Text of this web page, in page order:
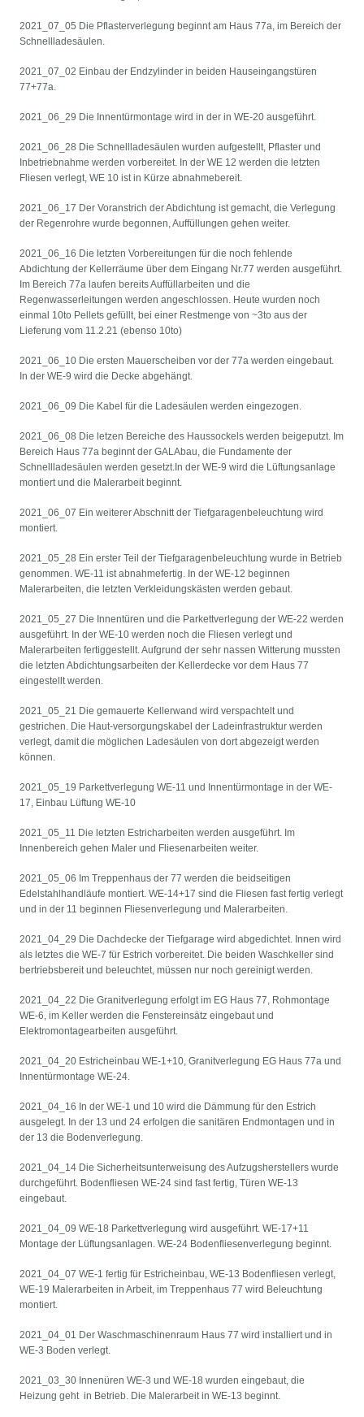
2021_07_05 Die Pflasterverlegung beginnt am Haus 77a, im Bereich der
Schnellladesäulen.
2021_07_02 Einbau der Endzylinder in beiden Hauseingangstüren
77+77a.
2021_06_29 Die Innentürmontage wird in der in WE-20 ausgeführt.
2021_06_28 Die Schnellladesäulen wurden aufgestellt, Pflaster und
Inbetriebnahme werden vorbereitet. In der WE 12 werden die letzten
Fliesen verlegt, WE 10 ist in Kürze abnahmebereit.
2021_06_17 Der Voranstrich der Abdichtung ist gemacht, die Verlegung
der Regenrohre wurde begonnen, Auffüllungen gehen weiter.
2021_06_16 Die letzten Vorbereitungen für die noch fehlende
Abdichtung der Kellerräume über dem Eingang Nr.77 werden ausgeführt.
Im Bereich 77a laufen bereits Auffüllarbeiten und die
Regenwasserleitungen werden angeschlossen. Heute wurden noch
einmal 10to Pellets gefüllt, bei einer Restmenge von ~3to aus der
Lieferung vom 11.2.21 (ebenso 10to)
2021_06_10 Die ersten Mauerscheiben vor der 77a werden eingebaut.
In der WE-9 wird die Decke abgehängt.
2021_06_09 Die Kabel für die Ladesäulen werden eingezogen.
2021_06_08 Die letzen Bereiche des Haussockels werden beigeputzt. Im
Bereich Haus 77a beginnt der GALAbau, die Fundamente der
Schnellladesäulen werden gesetzt.In der WE-9 wird die Lüftungsanlage
montiert und die Malerarbeit beginnt.
2021_06_07 Ein weiterer Abschnitt der Tiefgaragenbeleuchtung wird
montiert.
2021_05_28 Ein erster Teil der Tiefgaragenbeleuchtung wurde in Betrieb
genommen. WE-11 ist abnahmefertig. In der WE-12 beginnen
Malerarbeiten, die letzten Verkleidungskästen werden gebaut.
2021_05_27 Die Innentüren und die Parkettverlegung der WE-22 werden
ausgeführt. In der WE-10 werden noch die Fliesen verlegt und
Malerarbeiten fertiggestellt. Aufgrund der sehr nassen Witterung mussten
die letzten Abdichtungsarbeiten der Kellerdecke vor dem Haus 77
eingestellt werden.
2021_05_21 Die gemauerte Kellerwand wird verspachtelt und
gestrichen. Die Haut-versorgungskabel der Ladeinfrastruktur werden
verlegt, damit die möglichen Ladesäulen von dort abgezeigt werden
können.
2021_05_19 Parkettverlegung WE-11 und Innentürmontage in der WE-
17, Einbau Lüftung WE-10
2021_05_11 Die letzten Estricharbeiten werden ausgeführt. Im
Innenbereich gehen Maler und Fliesenarbeiten weiter.
2021_05_06 Im Treppenhaus der 77 werden die beidseitigen
Edelstahlhandläufe montiert. WE-14+17 sind die Fliesen fast fertig verlegt
und in der 11 beginnen Fliesenverlegung und Malerarbeiten.
2021_04_29 Die Dachdecke der Tiefgarage wird abgedichtet. Innen wird
als letztes die WE-7 für Estrich vorbereitet. Die beiden Waschkeller sind
bertriebsbereit und beleuchtet, müssen nur noch gereinigt werden.
2021_04_22 Die Granitverlegung erfolgt im EG Haus 77, Rohmontage
WE-6, im Keller werden die Fenstereinsätz eingebaut und
Elektromontagearbeiten ausgeführt.
2021_04_20 Estricheinbau WE-1+10, Granitverlegung EG Haus 77a und
Innentürmontage WE-24.
2021_04_16 In der WE-1 und 10 wird die Dämmung für den Estrich
ausgelegt. In der 13 und 24 erfolgen die sanitären Endmontagen und in
der 13 die Bodenverlegung.
2021_04_14 Die Sicherheitsunterweisung des Aufzugsherstellers wurde
durchgeführt. Bodenfliesen WE-24 sind fast fertig, Türen WE-13
eingebaut.
2021_04_09 WE-18 Parkettverlegung wird ausgeführt. WE-17+11
Montage der Lüftungsanlagen. WE-24 Bodenfliesenverlegung beginnt.
2021_04_07 WE-1 fertig für Estricheinbau, WE-13 Bodenfliesen verlegt,
WE-19 Malerarbeiten in Arbeit, im Treppenhaus 77 wird Beleuchtung
montiert.
2021_04_01 Der Waschmaschinenraum Haus 77 wird installiert und in
WE-3 Boden verlegt.
2021_03_30 Innenüren WE-3 und WE-18 wurden eingebaut, die
Heizung geht in Betrieb. Die Malerarbeit in WE-13 beginnt.